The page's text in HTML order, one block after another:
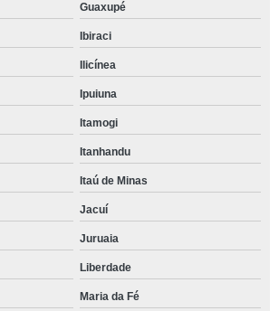
Guaxupé
Ibiraci
Ilicínea
Ipuiuna
Itamogi
Itanhandu
Itaú de Minas
Jacuí
Juruaia
Liberdade
Maria da Fé